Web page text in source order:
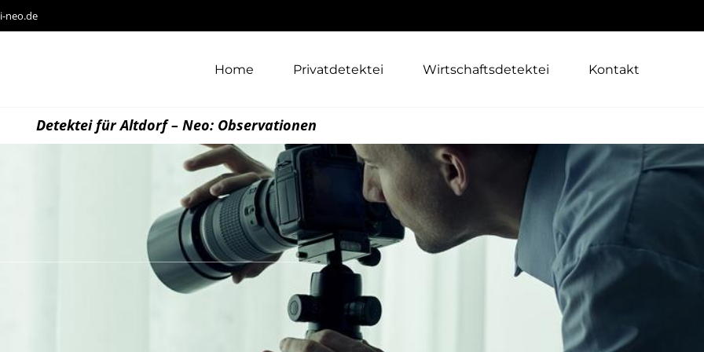
neo.de
Home Privatdetektei Wirtschaftsdetektei Kontakt
Detektei für Altdorf – Neo: Observationen